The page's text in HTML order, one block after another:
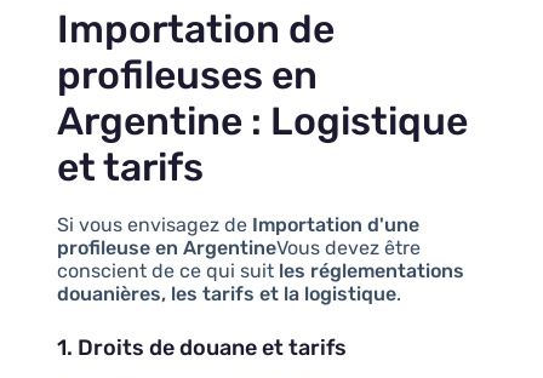
Importation de
profileuses en
Argentine : Logistique
et tarifs
Si vous envisagez de Importation d'une
profileuse en ArgentineVous devez être
conscient de ce qui suit les réglementations
douanières, les tarifs et la logistique.
1. Droits de douane et tarifs